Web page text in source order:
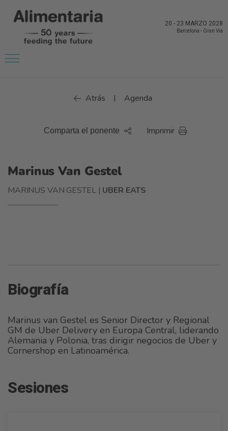
20 - 23 MARZO 2028
Barcelona - Gran Via
Atrás | Agenda
Comparta el ponente Imprimir
Marinus Van Gestel
MARINUS VAN GESTEL | UBER EATS
Biografía
Marinus van Gestel es Senior Director y Regional
GM de Uber Delivery en Europa Central, liderando
Alemania y Polonia, tras dirigir negocios de Uber y
Cornershop en Latinoamérica.
Sesiones